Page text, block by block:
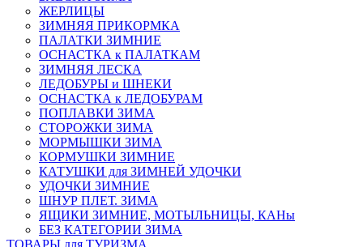
ЖЕРЛИЦЫ
ЗИМНЯЯ ПРИКОРМКА
ПАЛАТКИ ЗИМНИЕ
ОСНАСТКА к ПАЛАТКАМ
ЗИМНЯЯ ЛЕСКА
ЛЕДОБУРЫ и ШНЕКИ
ОСНАСТКА к ЛЕДОБУРАМ
ПОПЛАВКИ ЗИМА
СТОРОЖКИ ЗИМА
МОРМЫШКИ ЗИМА
КОРМУШКИ ЗИМНИЕ
КАТУШКИ для ЗИМНЕЙ УДОЧКИ
УДОЧКИ ЗИМНИЕ
ШНУР ПЛЕТ. ЗИМА
ЯЩИКИ ЗИМНИЕ, МОТЫЛЬНИЦЫ, КАНы
БЕЗ КАТЕГОРИИ ЗИМА
ТОВАРЫ для ТУРИЗМА